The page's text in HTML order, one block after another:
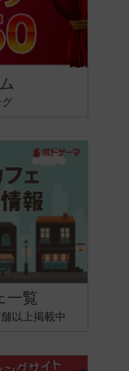
一覧
以上掲載中